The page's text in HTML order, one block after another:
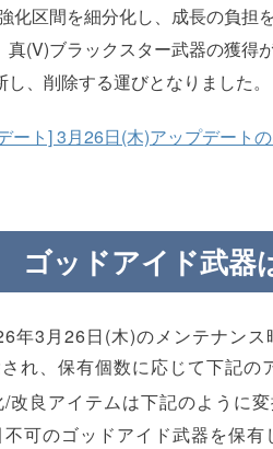
化区間を細分化し、成長の負担
真(V)ブラックスター武器の獲得
し、削除する運びとなりました。
ート] 3月26日(木)アップデート
ゴッドアイド武器
年3月26日(木)のメンテナン
れ、保有個数に応じて下記の
改良アイテムは下記のように変
不可のゴッドアイド武器を保